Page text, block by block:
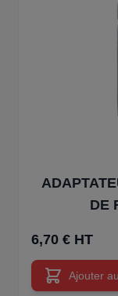
DE
6,70 € HT
Ajouter